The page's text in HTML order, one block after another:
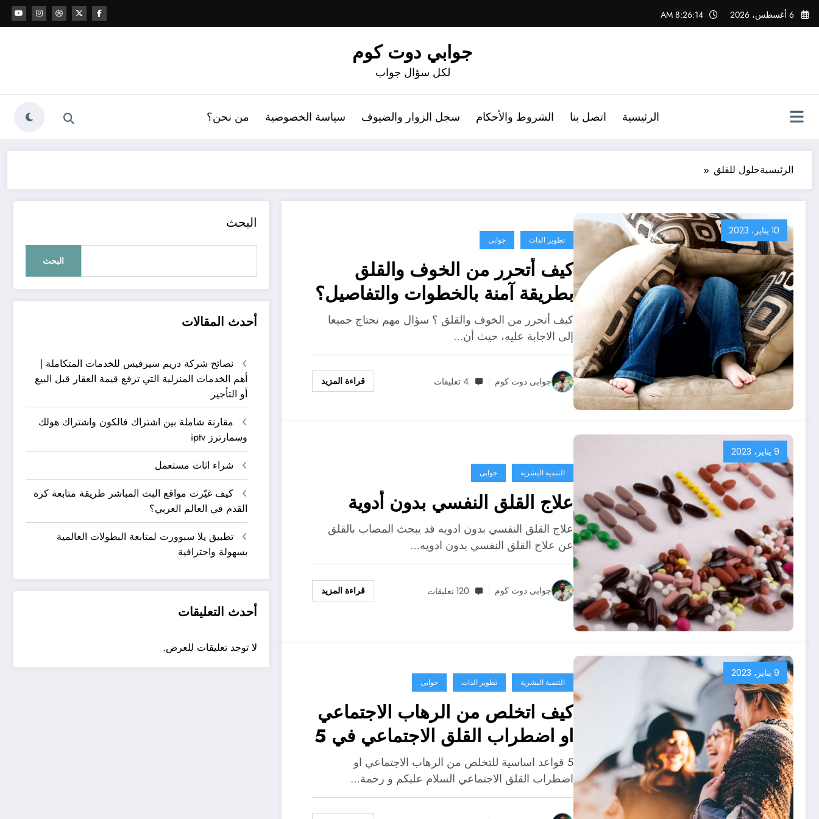
التجاوز
إلى
6 أغسطس، 2026 8:26:14 AM
جوابي دوت كوم
لكل سؤال جواب
الرئيسية اتصل بنا الشروط والأحكام سجل الزوار والضيوف سياسة الخصوصية من نحن؟
الرئيسيةحلول للقلق
10 يناير، 2023
تطوير الذات جوابى
كيف أتحرر من الخوف والقلق
بطريقة آمنة بالخطوات والتفاصيل؟
كيف أتحرر من الخوف والقلق ؟ سؤال مهم نحتاج جميعا
إلى الاجابة عليه، حيث أن…
جوابى دوت كوم 4 تعليقات قراءة المزيد
9 يناير، 2023
التنمية البشرية جوابى
علاج القلق النفسي بدون أدوية
علاج القلق النفسي بدون ادويه قد يبحث المصاب بالقلق
عن علاج القلق النفسي بدون ادويه…
جوابى دوت كوم 120 تعليقات قراءة المزيد
9 يناير، 2023
التنمية البشرية تطوير الذات جوابى
كيف اتخلص من الرهاب الاجتماعي
او اضطراب القلق الاجتماعي في 5
خطوات ؟
5 قواعد اساسية للتخلص من الرهاب الاجتماعي او
اضطراب القلق الاجتماعي السلام عليكم و رحمة…
البحث
البحث
أحدث المقالات
نصائح شركة دريم سيرفيس للخدمات المتكاملة |
أهم الخدمات المنزلية التي ترفع قيمة العقار قبل البيع
أو التأجير
مقارنة شاملة بين اشتراك فالكون واشتراك هولك
وسمارترز iptv
شراء اثاث مستعمل
كيف غيّرت مواقع البث المباشر طريقة متابعة كرة
القدم في العالم العربي؟
تطبيق يلا سبوورت لمتابعة البطولات العالمية
بسهولة واحترافية
أحدث التعليقات
لا توجد تعليقات للعرض.